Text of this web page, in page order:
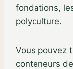
fondations,
polyculture.
Vous pouvez
conteneurs